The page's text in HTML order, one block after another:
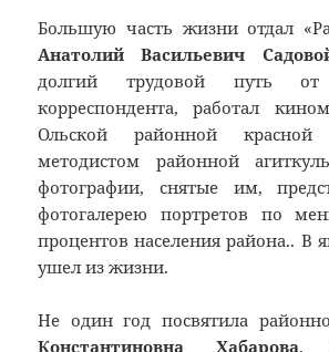
Большую часть жизни отдал
Анатолий Васильевич
долгий трудовой путь от
корреспондента, работал
Ольской районной красной
методистом районной
фотографии, снятые им,
фотогалерею портретов по
процентов населения района.. В
ушел из жизни.
Не один год посвятила
Константиновна Хабарова,